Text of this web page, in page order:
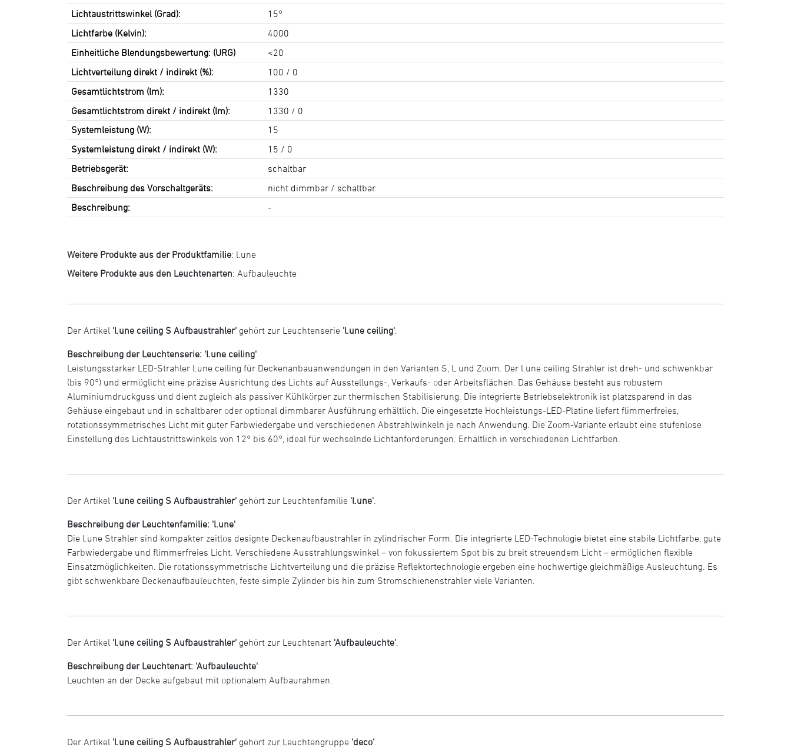
Lichtaustrittswinkel (Grad):
15°
Lichtfarbe (Kelvin):
4000
Einheitliche Blendungsbewertung: (URG)
<20
Lichtverteilung direkt / indirekt (%):
100 / 0
Gesamtlichtstrom (lm):
1330
Gesamtlichtstrom direkt / indirekt (lm):
1330 / 0
Systemleistung (W):
15
Systemleistung direkt / indirekt (W):
15 / 0
Betriebsgerät:
schaltbar
Beschreibung des Vorschaltgeräts:
nicht dimmbar / schaltbar
Beschreibung:
-
Weitere Produkte aus der Produktfamilie: l.une
Weitere Produkte aus den Leuchtenarten: Aufbauleuchte
Der Artikel 'l.une ceiling S Aufbaustrahler' gehört zur Leuchtenserie 'l.une ceiling'
Beschreibung der Leuchtenserie: 'l.une ceiling'
Leistungsstarker LED-Strahler l.une ceiling für Deckenanbauanwendungen in den Varianten S, L und Zoom. Der l.une ceiling Strahler ist dreh- und schwenkbar
(bis 90°) und ermöglicht eine präzise Ausrichtung des Lichts auf Ausstellungs-, Verkaufs- oder Arbeitsflächen. Das Gehäuse besteht aus robustem
Aluminiumdruckguss und dient zugleich als passiver Kühlkörper zur thermischen Stabilisierung. Die integrierte Betriebselektronik ist platzsparend in das
Gehäuse eingebaut und in schaltbarer oder optional dimmbarer Ausführung erhältlich. Die eingesetzte Hochleistungs-LED-Platine liefert flimmerfreies,
rotationssymmetrisches Licht mit guter Farbwiedergabe und verschiedenen Abstrahlwinkeln je nach Anwendung. Die Zoom-Variante erlaubt eine stufenlose
Einstellung des Lichtaustrittswinkels von 12° bis 60°, ideal für wechselnde Lichtanforderungen. Erhältlich in verschiedenen Lichtfarben.
Der Artikel 'l.une ceiling S Aufbaustrahler' gehört zur Leuchtenfamilie 'l.une'
Beschreibung der Leuchtenfamilie: 'l.une'
Die l.une Strahler sind kompakter zeitlos designte Deckenaufbaustrahler in zylindrischer Form. Die integrierte LED-Technologie bietet eine stabile Lichtfarbe, gute
Farbwiedergabe und flimmerfreies Licht. Verschiedene Ausstrahlungswinkel – von fokussiertem Spot bis zu breit streuendem Licht – ermöglichen flexible
Einsatzmöglichkeiten. Die rotationssymmetrische Lichtverteilung und die präzise Reflektortechnologie ergeben eine hochwertige gleichmäßige Ausleuchtung. Es
gibt schwenkbare Deckenaufbauleuchten, feste simple Zylinder bis hin zum Stromschienenstrahler viele Varianten.
Der Artikel 'l.une ceiling S Aufbaustrahler' gehört zur Leuchtenart 'Aufbauleuchte'
Beschreibung der Leuchtenart: 'Aufbauleuchte'
Leuchten an der Decke aufgebaut mit optionalem Aufbaurahmen.
Der Artikel 'l.une ceiling S Aufbaustrahler' gehört zur Leuchtengruppe 'deco'